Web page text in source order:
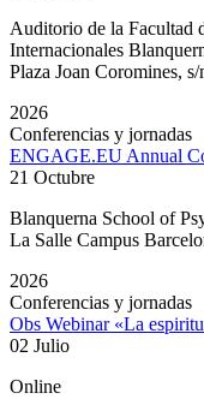
Auditorio de la Facultad
Internacionales
Plaza Joan Coromines,
2026
Conferencias y jornadas
ENGAGE.EU Annual
21 Octubre
Blanquerna School of
La Salle Campus
2026
Conferencias y jornadas
Obs Webinar «La
02 Julio
Online